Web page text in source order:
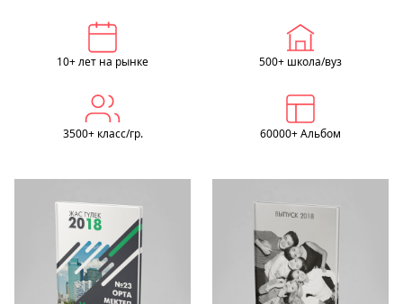
10+ лет на рынке 500+ школа/вуз
3500+ класс/гр. 60000+ Альбом